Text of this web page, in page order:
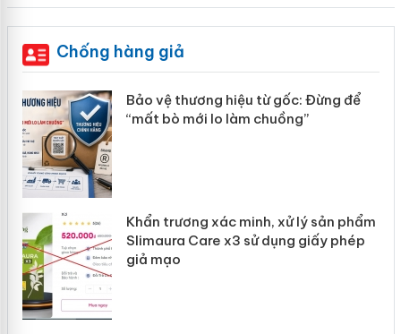
Chống hàng giả
Bảo vệ thương hiệu từ gốc: Đừng để
“mất bò mới lo làm chuồng”
Khẩn trương xác minh, xử lý sản phẩm
Slimaura Care x3 sử dụng giấy phép
giả mạo